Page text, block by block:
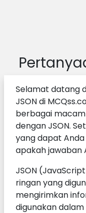
Selamat datang
JSON di
berbagai
dengan JSON.
yang dapat
apakah jawaban
JSON
ringan yang
mengirimkan
digunakan